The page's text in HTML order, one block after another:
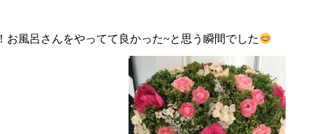
！お風呂さんをやってて良かった~と思う瞬間でした